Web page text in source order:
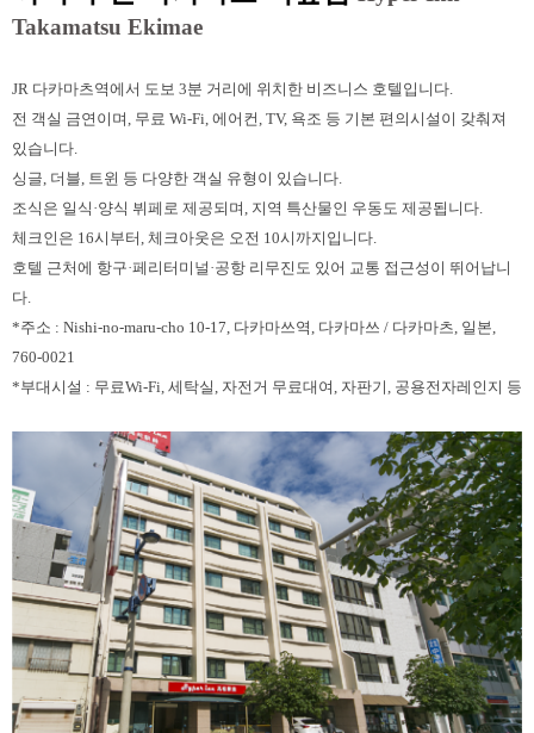
Takamatsu Ekimae
JR 다카마츠역에서 도보 3분 거리에 위치한 비즈니스 호텔입니다.
전 객실 금연이며, 무료 Wi-Fi, 에어컨, TV, 욕조 등 기본 편의시설이 갖춰져
있습니다.
싱글, 더블, 트윈 등 다양한 객실 유형이 있습니다.
조식은 일식·양식 뷔페로 제공되며, 지역 특산물인 우동도 제공됩니다.
체크인은 16시부터, 체크아웃은 오전 10시까지입니다.
호텔 근처에 항구·페리터미널·공항 리무진도 있어 교통 접근성이 뛰어납니
다.
*주소 : Nishi-no-maru-cho 10-17, 다카마쓰역, 다카마쓰 / 다카마츠, 일본,
760-0021
*부대시설 : 무료Wi-Fi, 세탁실, 자전거 무료대여, 자판기, 공용전자레인지 등